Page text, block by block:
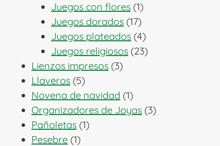
Juegos con flores 11
producto
Juegos dorados 1717
productos
Juegos plateados 44
productos
Juegos religiosos 2323
Lienzos impresos 33
Llaveros 55
productos
Novena de navidad 11
producto
Organizadores de Joyas 33
Pañoletas 11
Pesebre 11